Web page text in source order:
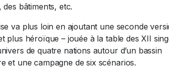
bâtiments, etc.
va plus loin en ajoutant une seconde
plus héroïque – jouée à la table des XII
de quatre nations autour d’un bassin
et une campagne de six scénarios.